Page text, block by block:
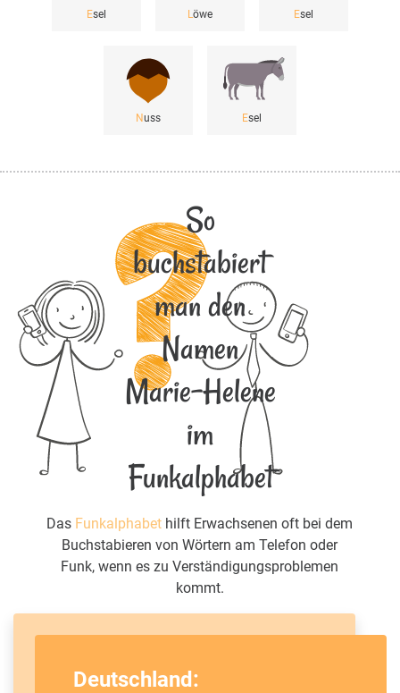
Esel Löwe Esel
Nuss Esel
So
buchstabiert
man den
Namen
Marie-Helene
im
Funkalphabet
Das Funkalphabet hilft Erwachsenen oft bei dem
Buchstabieren von Wörtern am Telefon oder
Funk, wenn es zu Verständigungsproblemen
kommt.
Deutschland: